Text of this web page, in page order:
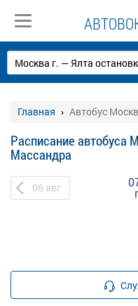
Главная Автобус
Расписание автобуса
Массандра
06 авг